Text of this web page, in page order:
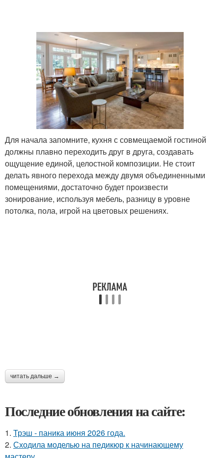
Для начала запомните, кухня с совмещаемой гостиной
должны плавно переходить друг в друга, создавать
ощущение единой, целостной композиции. Не стоит
делать явного перехода между двумя объединенными
помещениями, достаточно будет произвести
зонирование, используя мебель, разницу в уровне
потолка, пола, игрой на цветовых решениях.
читать дальше →
Последние обновления на сайте:
1. Трэш - паника июня 2026 года.
2. Сходила моделью на педикюр к начинающему